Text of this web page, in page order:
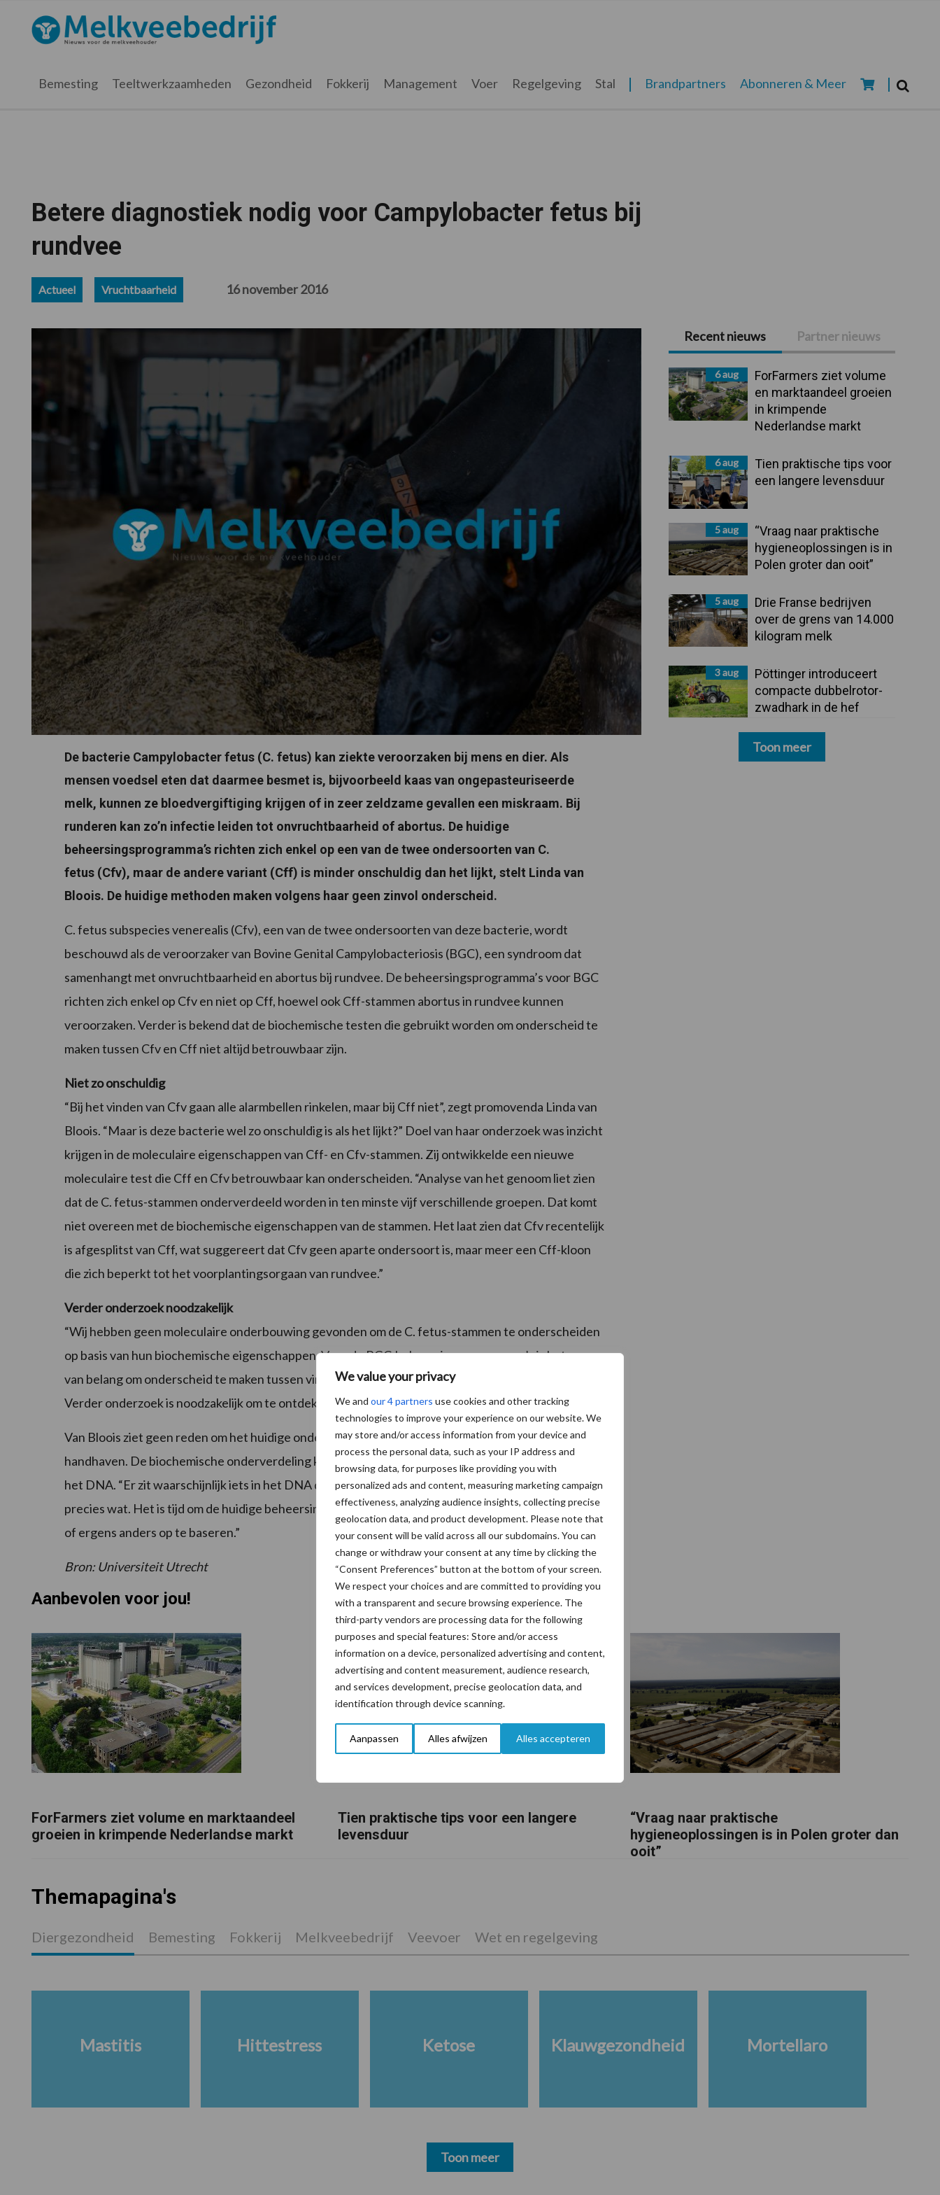
We value your privacy
We and our 4 partners use cookies and other tracking
technologies to improve your experience on our website. We
may store and/or access information from your device and
process the personal data, such as your IP address and
browsing data, for purposes like providing you with
personalized ads and content, measuring marketing campaign
effectiveness, analyzing audience insights, collecting precise
geolocation data, and product development. Please note that
your consent will be valid across all our subdomains. You can
change or withdraw your consent at any time by clicking the
“Consent Preferences” button at the bottom of your screen.
We respect your choices and are committed to providing you
with a transparent and secure browsing experience. The
third-party vendors are processing data for the following
purposes and special features: Store and/or access
information on a device, personalized advertising and content,
advertising and content measurement, audience research,
and services development, precise geolocation data, and
identification through device scanning.
Aanpassen Alles afwijzen Alles accepteren
hoofdnavigatie
hoofd
eerste
voettekst
Melkveebedrijf.nl
Bemesting Teeltwerkzaamheden Gezondheid Fokkerij Management Voer Regelgeving Stal Brandpartners Abonneren & Meer
Betere diagnostiek nodig voor Campylobacter fetus bij
rundvee
Actueel Vruchtbaarheid 16 november 2016
De bacterie Campylobacter fetus (C. fetus) kan ziekte veroorzaken bij mens en dier. Als
mensen voedsel eten dat daarmee besmet is, bijvoorbeeld kaas van ongepasteuriseerde
melk, kunnen ze bloedvergiftiging krijgen of in zeer zeldzame gevallen een miskraam. Bij
runderen kan zo’n infectie leiden tot onvruchtbaarheid of abortus. De huidige
beheersingsprogramma’s richten zich enkel op een van de twee ondersoorten van C.
fetus (Cfv), maar de andere variant (Cff) is minder onschuldig dan het lijkt, stelt Linda van
Bloois. De huidige methoden maken volgens haar geen zinvol onderscheid.
C. fetus subspecies venerealis (Cfv), een van de twee ondersoorten van deze bacterie, wordt
beschouwd als de veroorzaker van Bovine Genital Campylobacteriosis (BGC), een syndroom dat
samenhangt met onvruchtbaarheid en abortus bij rundvee. De beheersingsprogramma’s voor BGC
richten zich enkel op Cfv en niet op Cff, hoewel ook Cff-stammen abortus in rundvee kunnen
veroorzaken. Verder is bekend dat de biochemische testen die gebruikt worden om onderscheid te
maken tussen Cfv en Cff niet altijd betrouwbaar zijn.
Niet zo onschuldig
“Bij het vinden van Cfv gaan alle alarmbellen rinkelen, maar bij Cff niet”, zegt promovenda Linda van
Bloois. “Maar is deze bacterie wel zo onschuldig is als het lijkt?” Doel van haar onderzoek was inzicht
krijgen in de moleculaire eigenschappen van Cff- en Cfv-stammen. Zij ontwikkelde een nieuwe
moleculaire test die Cff en Cfv betrouwbaar kan onderscheiden. “Analyse van het genoom liet zien
dat de C. fetus-stammen onderverdeeld worden in ten minste vijf verschillende groepen. Dat komt
niet overeen met de biochemische eigenschappen van de stammen. Het laat zien dat Cfv recentelijk
is afgesplitst van Cff, wat suggereert dat Cfv geen aparte ondersoort is, maar meer een Cff-kloon
die zich beperkt tot het voorplantingsorgaan van rundvee.”
Verder onderzoek noodzakelijk
“Wij hebben geen moleculaire onderbouwing gevonden om de C. fetus-stammen te onderscheiden
op basis van hun biochemische eigenschappen. Voor de BGC-beheersingsprogramma’s is het meer
van belang om onderscheid te maken tussen virulente (ziekmakende) en niet-virulente stammen.
Verder onderzoek is noodzakelijk om te ontdekken welke factoren C. fetus nu virulent maken.”
Van Bloois ziet geen reden om het huidige onderscheid tussen de twee bacteriestammen te
handhaven. De biochemische onderverdeling komt immers niet overeen met de indeling op basis van
het DNA. “Er zit waarschijnlijk iets in het DNA dat abortus veroorzaakt, maar we weten nog niet
precies wat. Het is tijd om de huidige beheersingsprogramma’s eens goed tegen het licht te houden
of ergens anders op te baseren.”
Bron: Universiteit Utrecht
Primaire
Sidebar
Recent nieuws Partner nieuws
6 aug
ForFarmers ziet volume
en marktaandeel groeien
in krimpende
Nederlandse markt
6 aug
Tien praktische tips voor
een langere levensduur
5 aug
“Vraag naar praktische
hygieneoplossingen is in
Polen groter dan ooit”
5 aug
Drie Franse bedrijven
over de grens van 14.000
kilogram melk
3 aug
Pöttinger introduceert
compacte dubbelrotor-
zwadhark in de hef
Toon meer
Aanbevolen voor jou!
ForFarmers ziet volume en marktaandeel
groeien in krimpende Nederlandse markt
Tien praktische tips voor een langere
levensduur
“Vraag naar praktische
hygieneoplossingen is in Polen groter dan
ooit”
Themapagina's
Diergezondheid Bemesting Fokkerij Melkveebedrijf Veevoer Wet en regelgeving
Mastitis Hittestress Ketose Klauwgezondheid Mortellaro
Toon meer